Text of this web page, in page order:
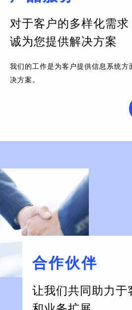
对于客户的多样化需求
诚为您提供解决方案
我们的工作是为客户提供信息系统方
决方案。
合作伙伴
让我们共同助力于